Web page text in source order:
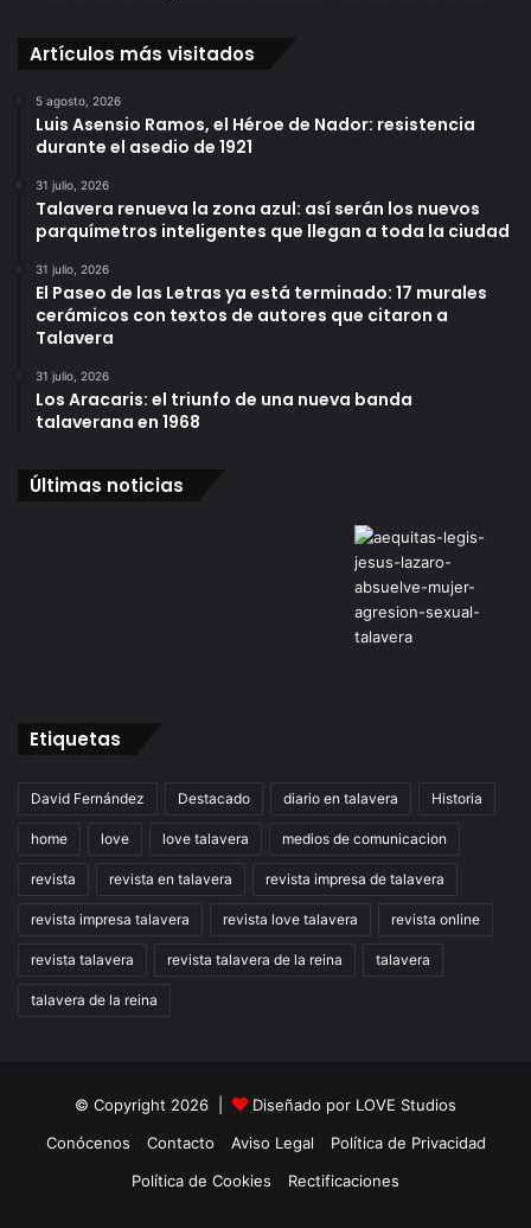
Artículos más visitados
5 agosto, 2026
Luis Asensio Ramos, el Héroe de Nador: resistencia
durante el asedio de 1921
31 julio, 2026
Talavera renueva la zona azul: así serán los nuevos
parquímetros inteligentes que llegan a toda la ciudad
31 julio, 2026
El Paseo de las Letras ya está terminado: 17 murales
cerámicos con textos de autores que citaron a
Talavera
31 julio, 2026
Los Aracaris: el triunfo de una nueva banda
talaverana en 1968
Últimas noticias
Etiquetas
David Fernández Destacado diario en talavera Historia
home love love talavera medios de comunicacion
revista revista en talavera revista impresa de talavera
revista impresa talavera revista love talavera revista online
revista talavera revista talavera de la reina talavera
talavera de la reina
© Copyright 2026 | Diseñado por LOVE Studios
Conócenos
Contacto Aviso Legal
Política de Privacidad
Política de Cookies
Rectificaciones